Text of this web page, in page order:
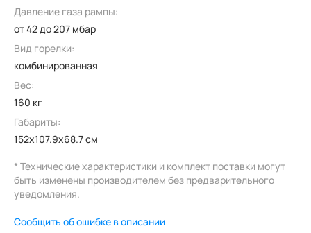
Давление газа рампы:
от 42 до 207 мбар
Вид горелки:
комбинированная
Вес:
160 кг
Габариты:
152x107.9x68.7 см
* Технические характеристики и комплект поставки могут
быть изменены производителем без предварительного
уведомления.
Сообщить об ошибке в описании